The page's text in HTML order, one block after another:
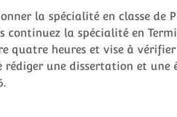
la spécialité en classe de
continuez la spécialité en
quatre heures et vise à
rédiger une dissertation et